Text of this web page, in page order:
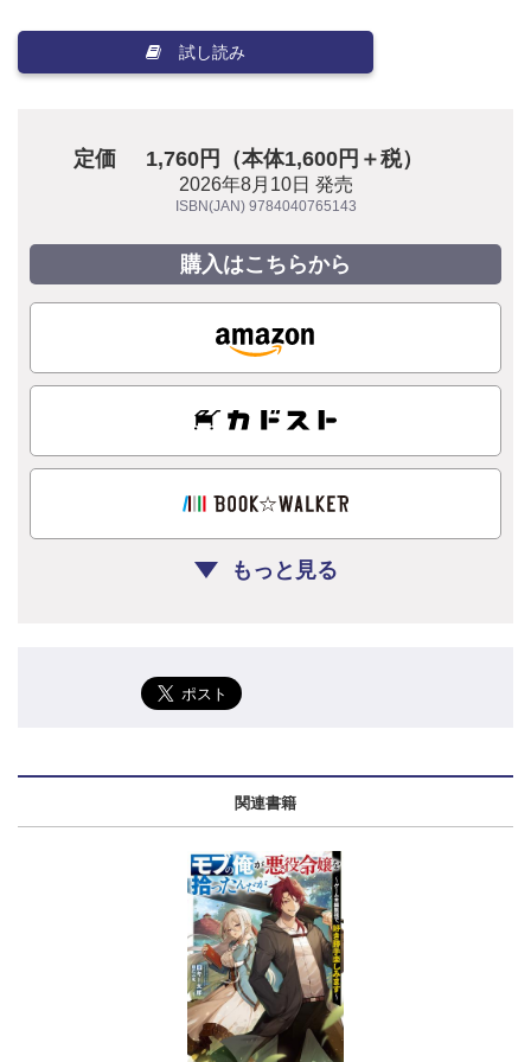
試し読み
定価 1,760円（本体1,600円＋税）
2026年8月10日 発売
ISBN(JAN) 9784040765143
購入はこちらから
もっと見る
関連書籍